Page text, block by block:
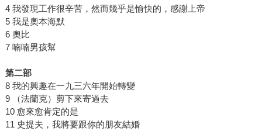
4 我發現工作很辛苦，然而幾乎是愉快的，感謝上帝
5 我是奧本海默
6 奧比
7 喃喃男孩幫
第二部
8 我的興趣在一九三六年開始轉變
9 （法蘭克）剪下來寄過去
10 愈來愈肯定的是
11 史提夫，我將要跟你的朋友結婚